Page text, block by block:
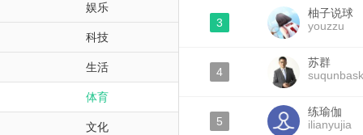
娱乐
科技
生活
体育
文化
3
柚子说球
youzzu
4
苏群
5
练瑜伽
ilianyujia